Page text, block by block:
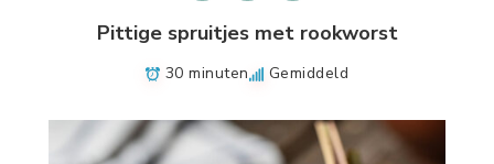
Pittige spruitjes met rookworst
30 minuten Gemiddeld